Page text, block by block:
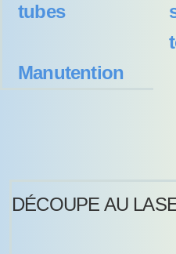
tubes
Manutention
DÉCOUPE AU